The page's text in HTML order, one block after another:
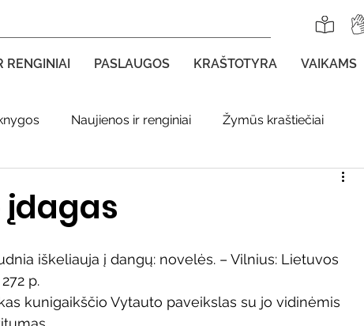
RENGINIAI PASLAUGOS KRAŠTOTYRA VAIKAMS
Naujienos ir renginiai Žymūs kraštiečiai
Kilnojamos parodos
Literatų klubo veikla Naujos knygos vaikams
iškeliauja į dangų: novelės. – Vilnius: Lietuvos
p.
kunigaikščio Vytauto paveikslas su jo vidinėmis